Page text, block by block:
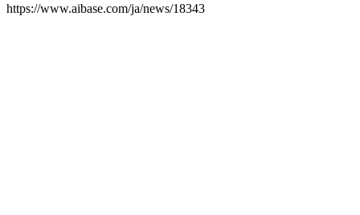
https://www.aibase.com/ja/news/18343